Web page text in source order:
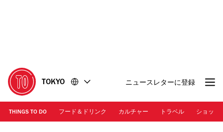
に
移
動
移
動
TOKYO ニュースレターに登録
THINGS TO DO フード＆ドリンク カルチャー トラベル ショッピ
まんだらけ中野店